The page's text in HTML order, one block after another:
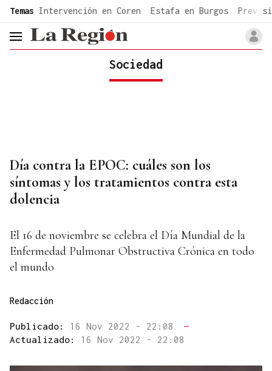
common.go-to-content
Temas Intervención en Coren Estafa en Burgos
header.menu.open
Sociedad
Día contra la EPOC: cuáles son los
síntomas y los tratamientos contra esta
dolencia
El 16 de noviembre se celebra el Día Mundial de la
Enfermedad Pulmonar Obstructiva Crónica en todo
el mundo
Redacción
Publicado: 16 Nov 2022 - 22:08
—
Actualizado: 16 Nov 2022 - 22:08